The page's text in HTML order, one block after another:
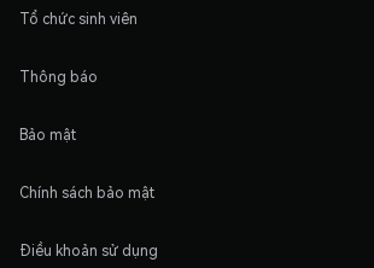
Tổ chức sinh viên
Thông báo
Bảo mật
Chính sách bảo mật
Điều khoản sử dụng